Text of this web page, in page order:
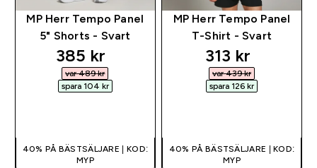
MP Herr Tempo Panel
5" Shorts - Svart
discounted price
385 kr‎
var 489 kr‎
spara 104 kr‎
40% PÅ BÄSTSÄLJARE | KOD:
MYP
MP Herr Tempo Panel
T-Shirt - Svart
discounted
313 kr‎
var 439 kr‎
spara 126 kr‎
40% PÅ BÄSTSÄLJARE | KOD:
MYP